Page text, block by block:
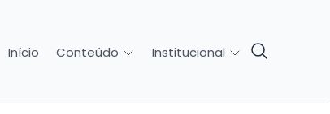
Início Conteúdo Institucional